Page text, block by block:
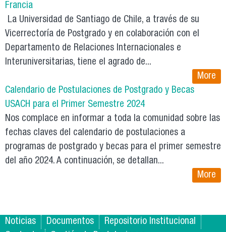
Francia
La Universidad de Santiago de Chile, a través de su
Vicerrectoría de Postgrado y en colaboración con el
Departamento de Relaciones Internacionales e
Interuniversitarias, tiene el agrado de...
More
Calendario de Postulaciones de Postgrado y Becas
USACH para el Primer Semestre 2024
Nos complace en informar a toda la comunidad sobre las
fechas claves del calendario de postulaciones a
programas de postgrado y becas para el primer semestre
del año 2024. A continuación, se detallan...
More
Noticias Documentos
Repositorio Institucional